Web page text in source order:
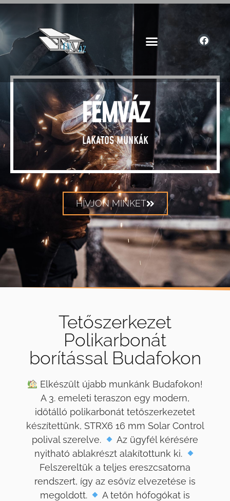
FÉMVÁZ
LAKATOS MUNKÁK
HÍVJON MINKET
Tetőszerkezet
Polikarbonát
borítással Budafokon
Elkészült újabb munkánk Budafokon!
A 3. emeleti teraszon egy modern,
időtálló polikarbonát tetőszerkezetet
készítettünk, STRX6 16 mm Solar Control
polival szerelve.
Az ügyfél kérésére
nyitható ablakrészt alakítottunk ki.
Felszereltük a teljes ereszcsatorna
rendszert, így az esővíz elvezetése is
megoldott.
A tetőn hófogókat is